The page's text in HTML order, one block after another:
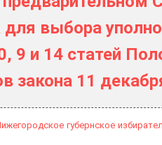
выбора
9 и 14 статей
закона 11
губернское